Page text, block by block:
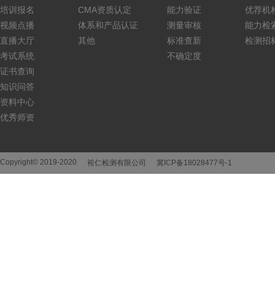
培训报名
视频点播
直播大厅
考试系统
证书查询
知识问答
资料中心
优秀师资
CMA资质认定
体系和产品认证
其他
能力验证
测量审核
标准查新
不确定度
优荐机
能力检
检测招
Copyright© 2019-2020 裕仁检测有限公司 冀ICP备18028477号-1